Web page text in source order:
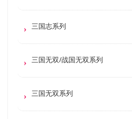
三国志系列
三国无双/战国无双系列
三国无双系列